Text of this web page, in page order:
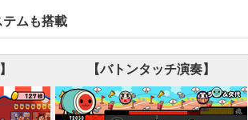
ムも搭載
【バトンタッチ演奏】